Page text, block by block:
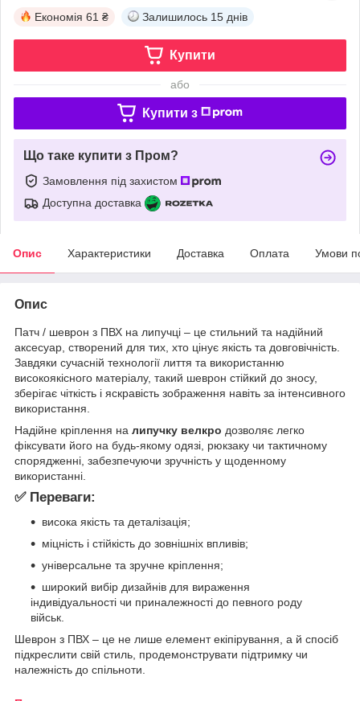
Економія 61 ₴ Залишилось 15 днів
Купити
або
Купити з
Що таке купити з Пром?
Замовлення під захистом
Доступна доставка
Опис Характеристики Доставка Оплата Умови
Опис
Патч / шеврон з ПВХ на липучці – це стильний та надійний
аксесуар, створений для тих, хто цінує якість та довговічність.
Завдяки сучасній технології лиття та використанню
високоякісного матеріалу, такий шеврон стійкий до зносу,
зберігає чіткість і яскравість зображення навіть за інтенсивного
використання.
Надійне кріплення на липучку велкро дозволяє легко
фіксувати його на будь-якому одязі, рюкзаку чи тактичному
спорядженні, забезпечуючи зручність у щоденному
використанні.
✅ Переваги:
висока якість та деталізація;
міцність і стійкість до зовнішніх впливів;
універсальне та зручне кріплення;
широкий вибір дизайнів для вираження
індивідуальності чи приналежності до певного роду
військ.
Шеврон з ПВХ – це не лише елемент екіпірування, а й спосіб
підкреслити свій стиль, продемонструвати підтримку чи
належність до спільноти.